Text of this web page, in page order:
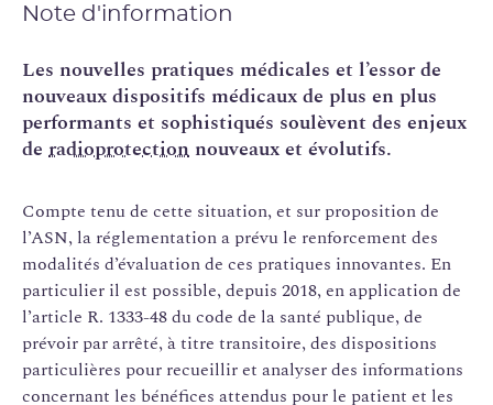
Note d'information
Les nouvelles pratiques médicales et l’essor de
nouveaux dispositifs médicaux de plus en plus
performants et sophistiqués soulèvent des enjeux
de radioprotectionnouveaux et évolutifs.
Compte tenu de cette situation, et sur proposition de
l’ASN, la réglementation a prévu le renforcement des
modalités d’évaluation de ces pratiques innovantes. En
particulier il est possible, depuis 2018, en application de
l’article R. 1333-48 du code de la santé publique, de
prévoir par arrêté, à titre transitoire, des dispositions
particulières pour recueillir et analyser des informations
concernant les bénéfices attendus pour le patient et les